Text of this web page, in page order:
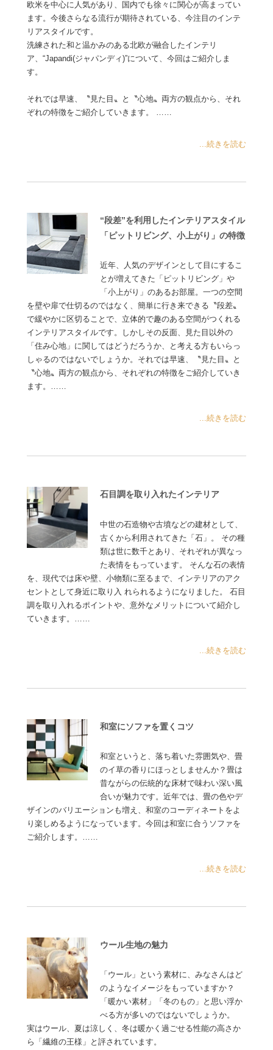
欧米を中心に人気があり、国内でも徐々に関心が高まってい
ます。今後さらなる流行が期待されている、今注目のインテ
リアスタイルです。
洗練された和と温かみのある北欧が融合したインテリ
ア、“Japandi(ジャパンディ)”について、今回はご紹介しま
す。
それでは早速、〝見た目〟と〝心地〟両方の観点から、それ
ぞれの特徴をご紹介していきます。 ……
...続きを読む
“段差”を利用したインテリアスタイル
「ピットリビング、小上がり」の特徴
近年、人気のデザインとして目にするこ
とが増えてきた「ピットリビング」や
「小上がり」のあるお部屋。一つの空間
を壁や扉で仕切るのではなく、簡単に行き来できる〝段差〟
で緩やかに区切ることで、立体的で趣のある空間がつくれる
インテリアスタイルです。しかしその反面、見た目以外の
「住み心地」に関してはどうだろうか、と考える方もいらっ
しゃるのではないでしょうか。それでは早速、〝見た目〟と
〝心地〟両方の観点から、それぞれの特徴をご紹介していき
ます。……
...続きを読む
石目調を取り入れたインテリア
中世の石造物や古墳などの建材として、
古くから利用されてきた「石」。 その種
類は世に数千とあり、それぞれが異なっ
た表情をもっています。 そんな石の表情
を、現代では床や壁、小物類に至るまで、インテリアのアク
セントとして身近に取り入 れられるようになりました。 石目
調を取り入れるポイントや、意外なメリットについて紹介し
ていきます。……
...続きを読む
和室にソファを置くコツ
和室というと、落ち着いた雰囲気や、畳
のイ草の香りにほっとしませんか？畳は
昔ながらの伝統的な床材で味わい深い風
合いが魅力です。近年では、畳の色やデ
ザインのバリエーションも増え、和室のコーディネートをよ
り楽しめるようになっています。今回は和室に合うソファを
ご紹介します。……
...続きを読む
ウール生地の魅力
「ウール」という素材に、みなさんはど
のようなイメージをもっていますか？
「暖かい素材」「冬のもの」と思い浮か
べる方が多いのではないでしょうか。
実はウール、夏は涼しく、冬は暖かく過ごせる性能の高さか
ら「繊維の王様」と評されています。